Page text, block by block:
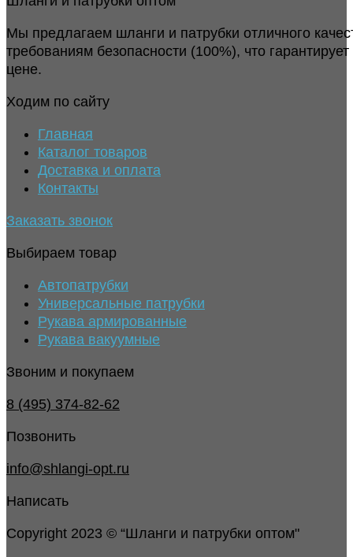
Мы предлагаем шланги и патрубки отличного
требованиям безопасности (100%), что
цене.
Ходим по сайту
Главная
Каталог товаров
Доставка и оплата
Контакты
Заказать звонок
Выбираем товар
Автопатрубки
Универсальные патрубки
Рукава армированные
Рукава вакуумные
Звоним и покупаем
8 (495) 374-82-62
Позвонить
info@shlangi-opt.ru
Написать
Copyright 2023 © “Шланги и патрубки оптом"